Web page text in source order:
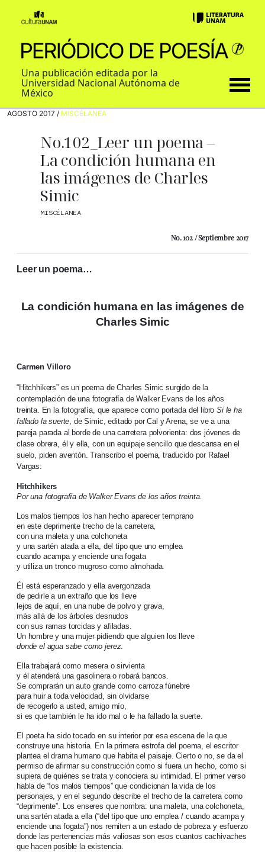
Una publicación editada por la
Universidad Nacional Autónoma de
México
AGOSTO 2017 / MISCÉLANEA
No.102_Leer un poema –
La condición humana en
las imágenes de Charles
Simic
MISCÉLANEA
No.102 / Septiembre 2017
Leer un poema…
La condición humana en las imágenes de
Charles Simic
Carmen Villoro
“Hitchhikers” es un poema de Charles Simic surgido de la
contemplación de una fotografía de Walker Evans de los años
treinta. En la fotografía, que aparece como portada del libroSi le ha
fallado la suerte, de Simic, editado por Cal y Arena, se ve a una
pareja parada al borde de una carretera polvorienta: dos jóvenes de
clase obrera, él y ella, con un equipaje sencillo que descansa en el
suelo, piden aventón. Transcribo el poema, traducido por Rafael
Vargas:
Hitchhikers
Por una fotografía de Walker Evans de los años treinta.
Los malos tiempos los han hecho aparecer temprano
en este deprimente trecho de la carretera,
con una maleta y una colchoneta
y una sartén atada a ella, del tipo que uno emplea
cuando acampa y enciende una fogata
y utiliza un tronco mugroso como almohada.
Él está esperanzado y ella avergonzada
de pedirle a un extraño que los lleve
lejos de aquí, en una nube de polvo y grava,
más allá de los árboles desnudos
con sus ramas torcidas y afiladas.
Un hombre y una mujer pidiendo que alguien los lleve
donde el agua sabe como jerez.
Ella trabajará como mesera o sirvienta
y él atenderá una gasolinera o robará bancos.
Se comprarán un auto grande como carroza fúnebre
para huir a toda velocidad, sin olvidarse
de recogerlo a usted, amigo mío,
si es que también le ha ido mal o le ha fallado la suerte.
El poeta ha sido tocado en su interior por esa escena de la que
construye una historia. En la primera estrofa del poema, el escritor
plantea el drama humano que habita el paisaje. Cierto o no, se da el
permiso de afirmar su construcción como si fuera un hecho, como si
supiera de quiénes se trata y conociera su intimidad. El primer verso
habla de “los malos tiempos” que condicionan la vida de los
personajes, y en el segundo describe el trecho de la carretera como
“deprimente”. Los enseres que nombra: una maleta, una colchoneta,
una sartén atada a ella (“del tipo que uno emplea / cuando acampa y
enciende una fogata”) nos remiten a un estado de pobreza y esfuerzo
donde las pertenencias más valiosas son esos cuantos cachivaches
que hacen posible la existencia.